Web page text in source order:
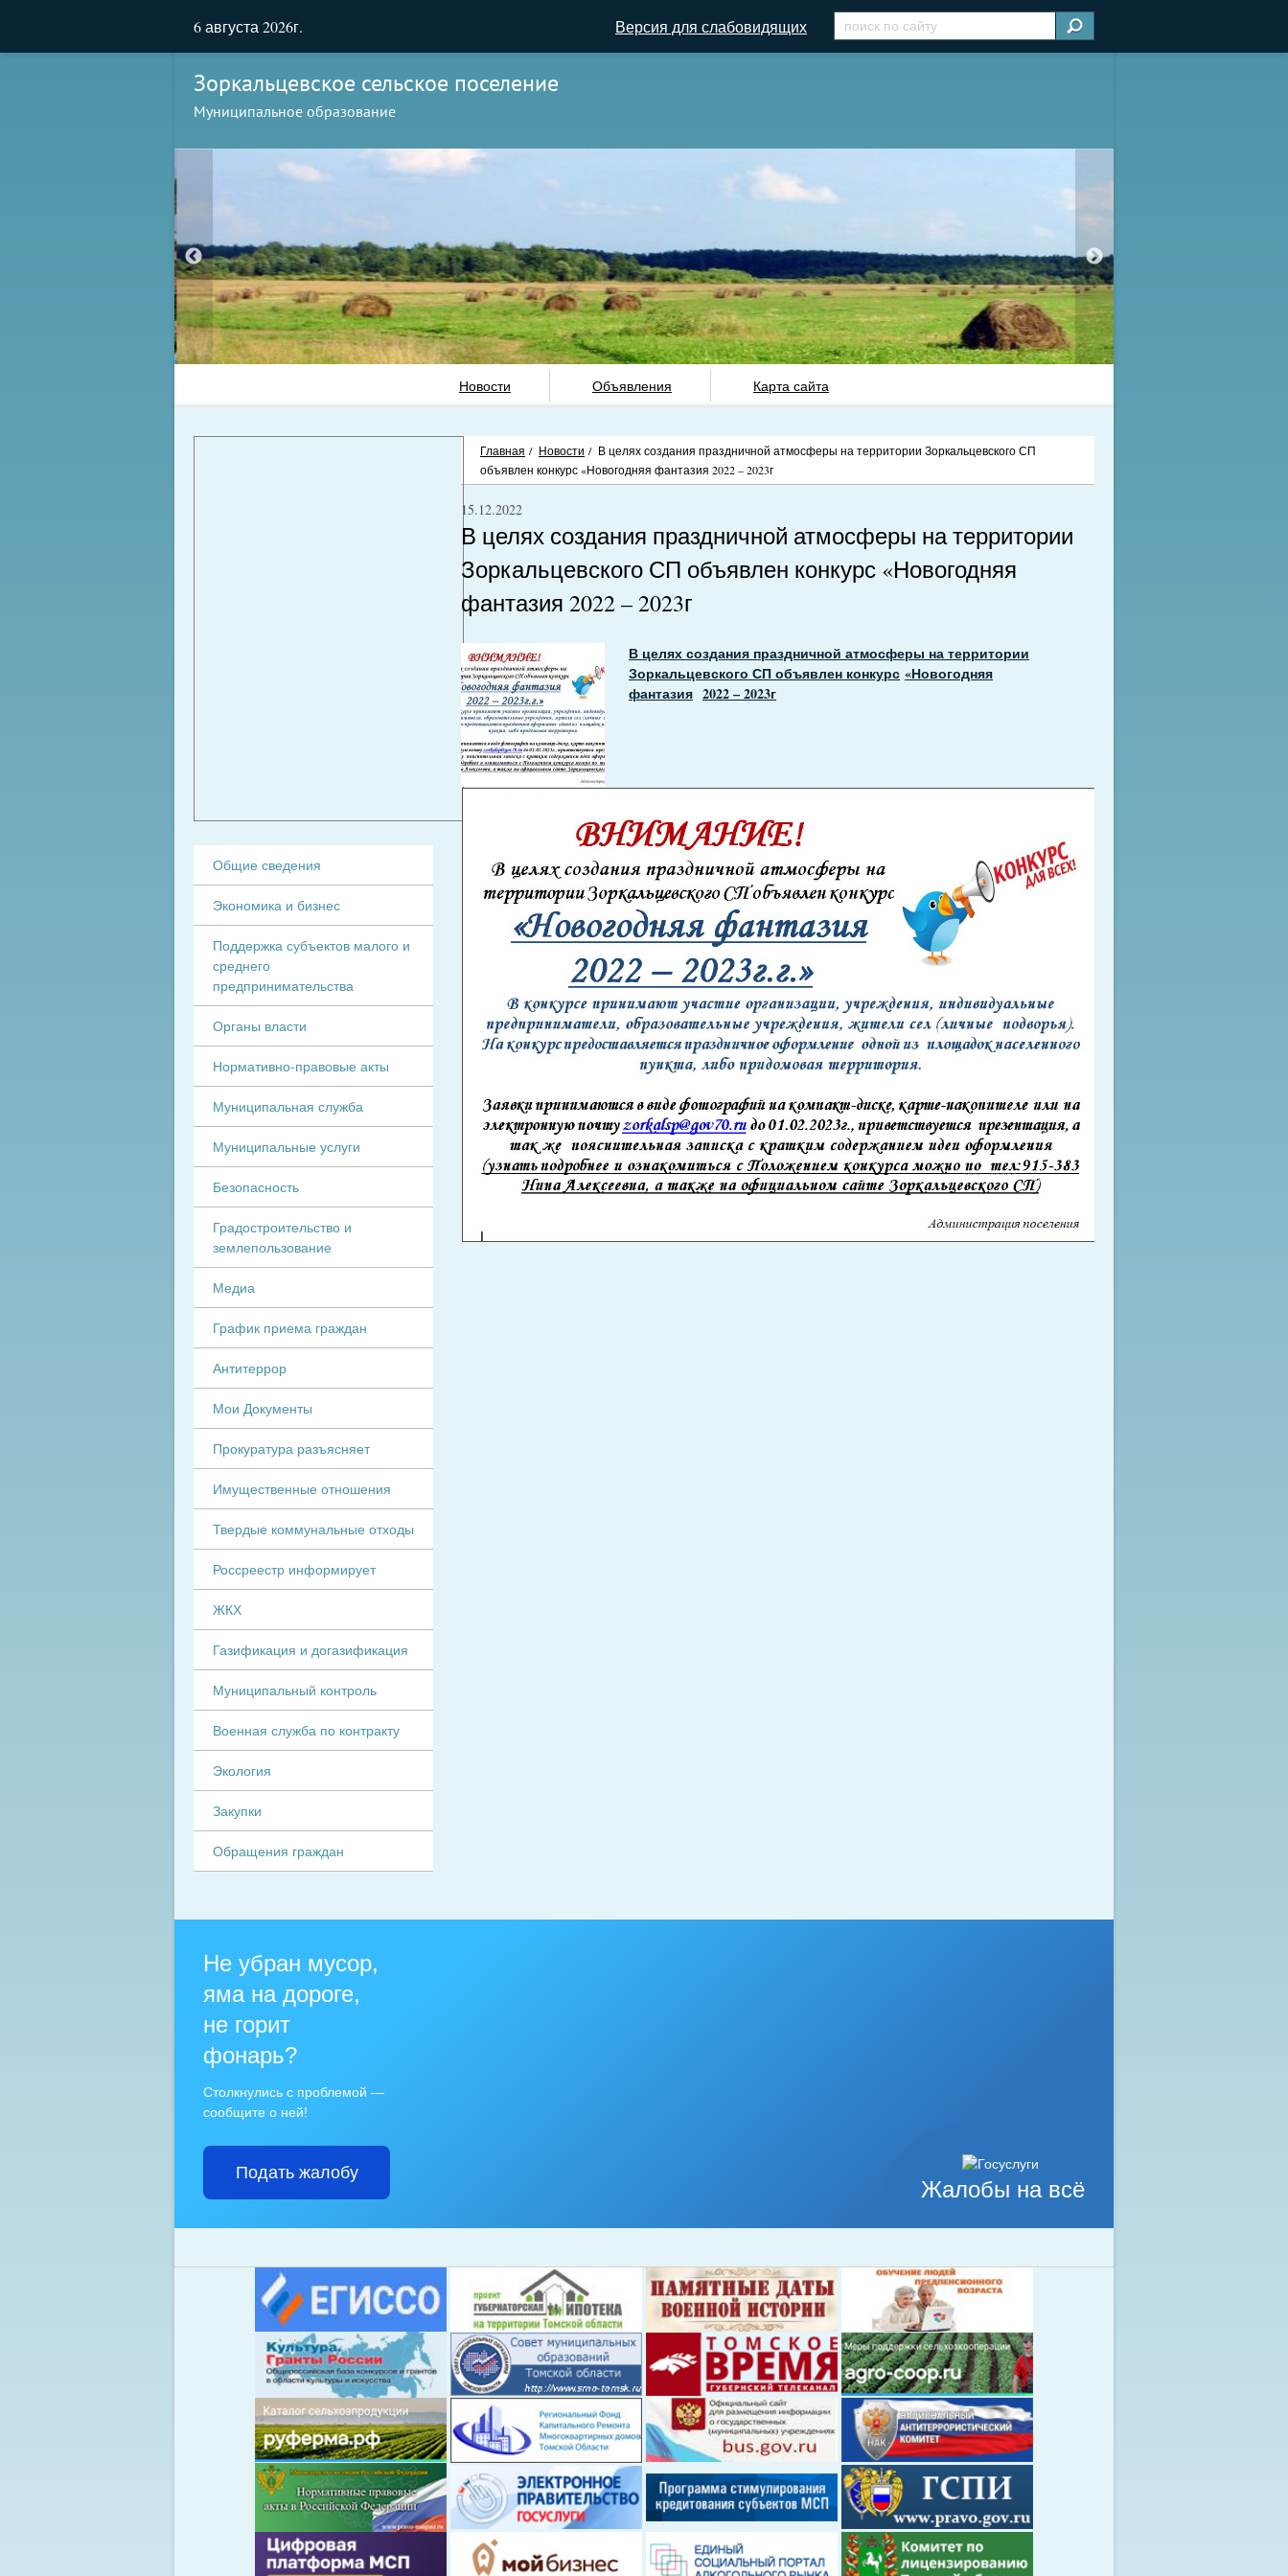
6 августа 2026г. Версия для слабовидящих
Зоркальцевское сельское поселение
Муниципальное образование
Новости Объявления Карта сайта
Главная / Новости / В целях создания праздничной атмосферы на территории Зоркальцевского СП
объявлен конкурс «Новогодняя фантазия 2022 – 2023г
15.12.2022
В целях создания праздничной атмосферы на территории
Зоркальцевского СП объявлен конкурс «Новогодняя
фантазия 2022 – 2023г
В целях создания праздничной атмосферы на территории
Зоркальцевского СП объявлен конкурс «Новогодняя
фантазия 2022 – 2023г
Общие сведения
Экономика и бизнес
Поддержка субъектов малого и
среднего
предпринимательства
Органы власти
Нормативно-правовые акты
Муниципальная служба
Муниципальные услуги
Безопасность
Градостроительство и
землепользование
Медиа
График приема граждан
Антитеррор
Мои Документы
Прокуратура разъясняет
Имущественные отношения
Твердые коммунальные отходы
Россреестр информирует
ЖКХ
Газификация и догазификация
Муниципальный контроль
Военная служба по контракту
Экология
Закупки
Обращения граждан
Жалобы на всё
Не убран мусор,
яма на дороге,
не горит
фонарь?
Столкнулись с проблемой —
сообщите о ней!
Подать жалобу